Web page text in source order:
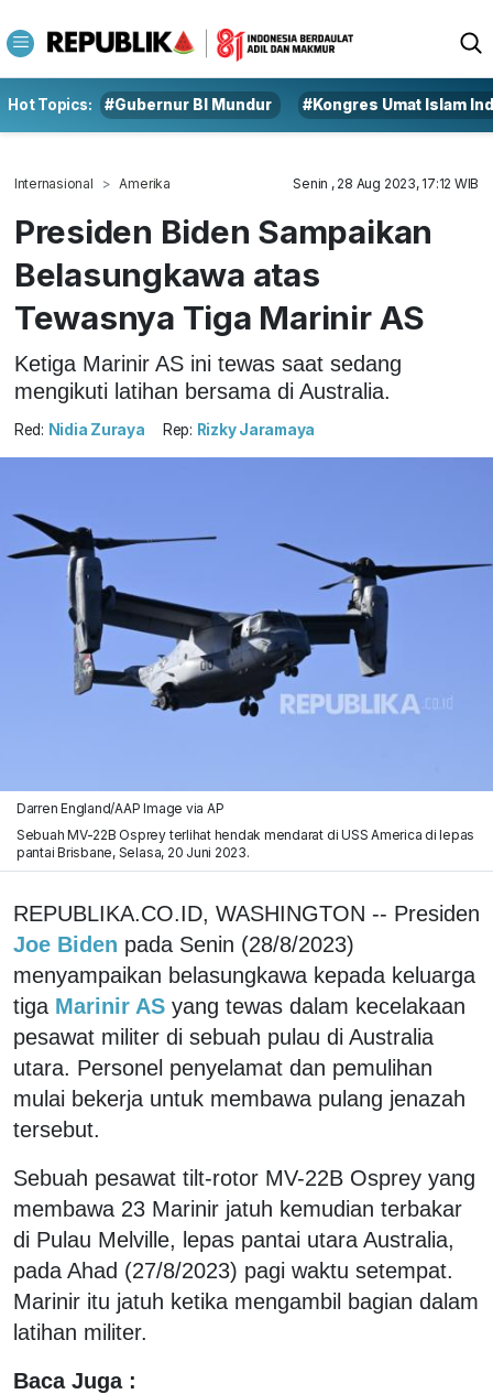
Hot Topics: #Gubernur BI Mundur #Kongres Umat Islam
Internasional Amerika Senin , 28 Aug 2023, 17:12 WIB
Presiden Biden Sampaikan
Belasungkawa atas
Tewasnya Tiga Marinir AS
Ketiga Marinir AS ini tewas saat sedang
mengikuti latihan bersama di Australia.
Red: Nidia Zuraya Rep: Rizky Jaramaya
Darren England/AAP Image via AP
Sebuah MV-22B Osprey terlihat hendak mendarat di USS America di lepas
pantai Brisbane, Selasa, 20 Juni 2023.
REPUBLIKA.CO.ID, WASHINGTON -- Presiden
Joe Biden pada Senin (28/8/2023)
menyampaikan belasungkawa kepada keluarga
tiga Marinir AS yang tewas dalam kecelakaan
pesawat militer di sebuah pulau di Australia
utara. Personel penyelamat dan pemulihan
mulai bekerja untuk membawa pulang jenazah
tersebut.
Sebuah pesawat tilt-rotor MV-22B Osprey yang
membawa 23 Marinir jatuh kemudian terbakar
di Pulau Melville, lepas pantai utara Australia,
pada Ahad (27/8/2023) pagi waktu setempat.
Marinir itu jatuh ketika mengambil bagian dalam
latihan militer.
Baca Juga :